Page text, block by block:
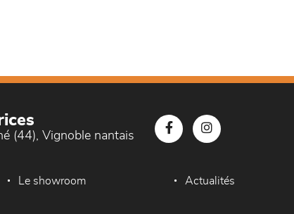
(44), Vignoble nantais
Le showroom Actualités